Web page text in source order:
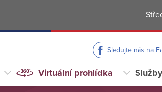
Sledujte nás na
Virtuální prohlídka Služby